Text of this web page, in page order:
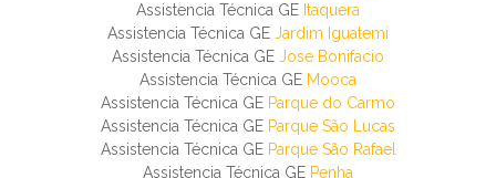
Assistencia Técnica GE Itaquera
Assistencia Técnica GE Jardim Iguatemi
Assistencia Técnica GE Jose Bonifacio
Assistencia Técnica GE Mooca
Assistencia Técnica GE Parque do Carmo
Assistencia Técnica GE Parque São Lucas
Assistencia Técnica GE Parque São Rafael
Assistencia Técnica GE Penha